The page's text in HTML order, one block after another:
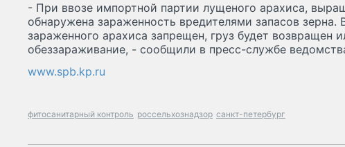
- При ввозе импортной партии лущеного арахиса,
обнаружена зараженность вредителями запасов зерна.
зараженного арахиса запрещен, груз будет возвращен
обеззараживание, - сообщили в пресс-службе
www.spb.kp.ru
фитосанитарный контроль россельхознадзор санкт-петербург